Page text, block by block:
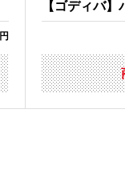
円
【ゴディバ